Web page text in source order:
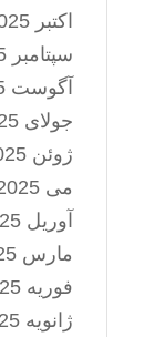
اکتبر 2025
سپتامبر 2025
آگوست 2025
جولای 2025
ژوئن 2025
می 2025
آوریل 2025
مارس 2025
فوریه 2025
ژانویه 2025